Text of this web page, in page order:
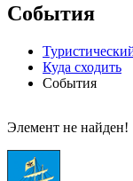
События
Куда сходить
События
Элемент не найден!